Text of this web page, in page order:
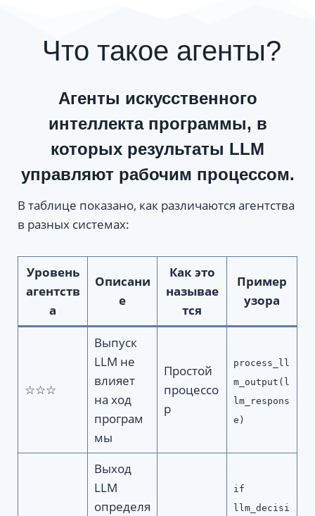
Что такое агенты?
Агенты искусственного
интеллекта программы, в
которых результаты LLM
управляют рабочим процессом.
В таблице показано, как различаются агентства
в разных системах:
Уровень
агентств
а
Описани
е
Как это
называе
тся
Пример
узора
☆☆☆
Выпуск
LLM не
влияет
на ход
програм
мы
Простой
процессо
р
process_ll
m_output(l
lm_respons
e)
Выход
LLM
определя
if
llm_decisi